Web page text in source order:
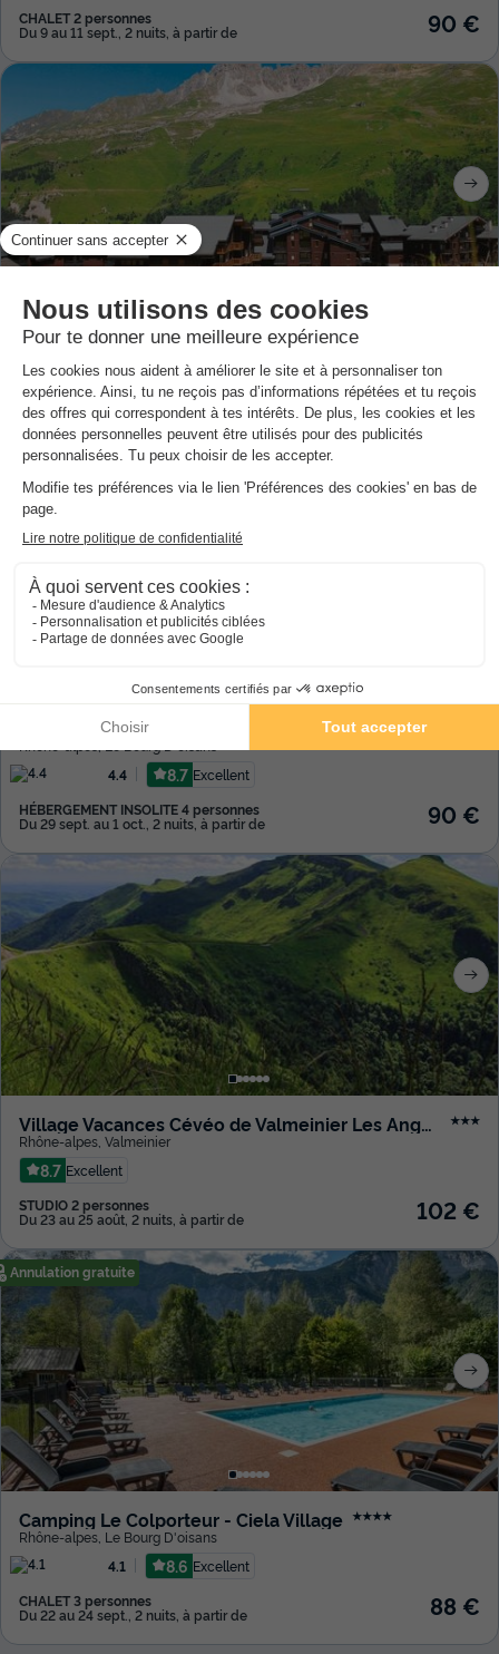
CHALET 2 personnes
Du 9 au 11 sept., 2 nuits, à partir de 90 €
Résidence Club Odalys Le Hameau de Mottaret
Rhône-alpes,Meribel Mottaret
8.8 Excellent
STUDIO 4 personnes
Du 26 au 28 août, 2 nuits, à partir de 109 €
Vente Flash
Flower camping À La Rencontre du Soleil ★★★★
4.4
8.7 Excellent
HÉBERGEMENT INSOLITE 4 personnes
Du 29 sept. au 1 oct., 2 nuits, à partir de 90 €
Village Vacances Cévéo de Valmeinier Les Angeliers ★★★
Rhône-alpes Valmeinier
8.7 Excellent
STUDIO 2 personnes
Du 23 au 25 août, 2 nuits, à partir de 102 €
Annulation gratuite
Camping Le Colporteur - Ciela Village ★★★★
Rhône-alpes Le Bourg D'oisans
4.1
8.6 Excellent
CHALET 3 personnes
Du 22 au 24 sept., 2 nuits, à partir de 88 €